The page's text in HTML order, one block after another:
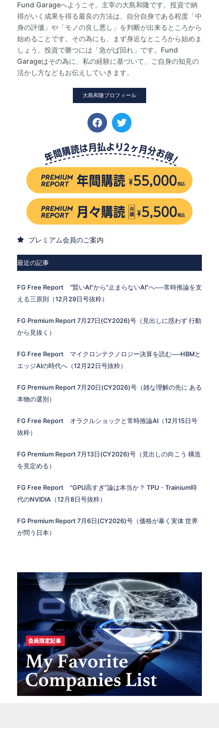
Fund Garageへようこそ。主宰の大島和隆です。投資で納
得がいく成果を得る最良の方法は、自分自身である程度「中
身の評価」や「モノの良し悪し」を判断が出来るところから
始めることです。その為にも、まず身近なところから始めま
しょう。投資で勝つには「急がば回れ」です。Fund
Garageはその為に、私の経験に基づいて、ご自身の知見の
活かし方などもお伝えしていきます。
大島和隆プロフィール
プレミアム会員のご案内
最近の記事
FG Free Report “賢いAI”から“止まらないAI”へ──常時推論を支
える三原則（12月29日号抜粋）
FG Premium Report 7月27日(CY2026)号（見出しに惑わず 行動
から見抜く）
FG Free Report マイクロンテクノロジー決算を読む──HBMと
エッジAIの時代へ（12月22日号抜粋）
FG Premium Report 7月20日(CY2026)号（雑な理解の先に ある
本物の選別）
FG Free Report オラクルショックと常時推論AI（12月15日号
抜粋）
FG Premium Report 7月13日(CY2026)号（見出しの向こう 構造
を見定める）
FG Free Report ”GPU高すぎ”論は本当か？ TPU・Trainium時
代のNVIDIA（12月8日号抜粋）
FG Premium Report 7月6日(CY2026)号（価格が暴く実体 世界
が問う日本）